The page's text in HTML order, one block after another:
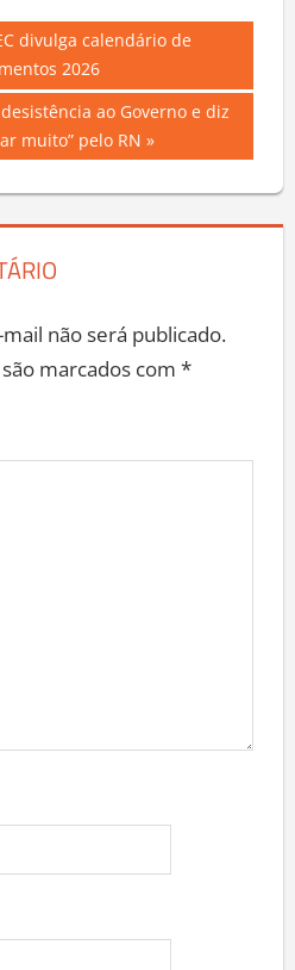
divulga calendário de
2026
ao Governo e diz
muito” pelo RN
não será publicado.
marcados com *